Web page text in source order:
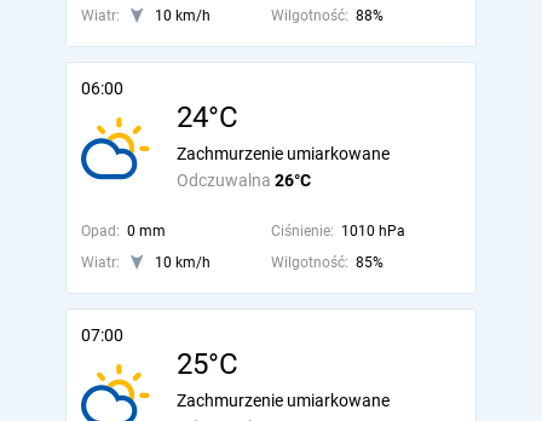
Wiatr:
10 km/h Wilgotność: 88%
06:00
24°C
Odczuwalna 26°C
Zachmurzenie umiarkowane
Opad: 0 mm Ciśnienie: 1010 hPa
Wiatr:
10 km/h Wilgotność: 85%
07:00
25°C
Zachmurzenie umiarkowane